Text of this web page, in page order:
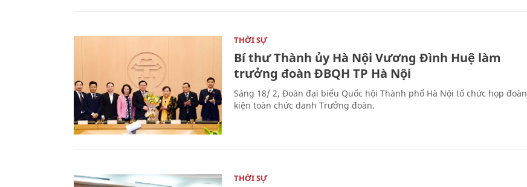
THỜI SỰ
Bí thư Thành ủy Hà Nội Vương Đình Huệ làm
trưởng đoàn ĐBQH TP Hà Nội
Sáng 18/ 2, Đoàn đại biểu Quốc hội Thành phố Hà Nội tổ chức họp đoàn
kiện toàn chức danh Trưởng đoàn.
THỜI SỰ